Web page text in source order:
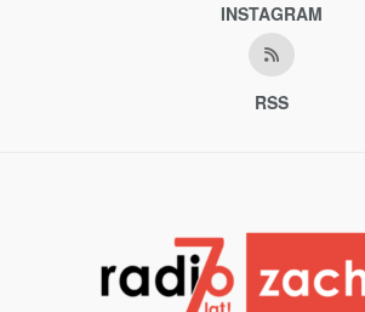
INSTAGRAM
RSS